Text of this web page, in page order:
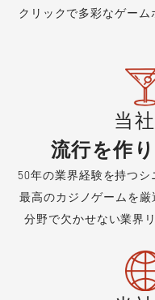
クリックで多彩なゲー
当
流行を作
50年の業界経験を持つ
最高のカジノゲームを厳
分野で欠かせない業界